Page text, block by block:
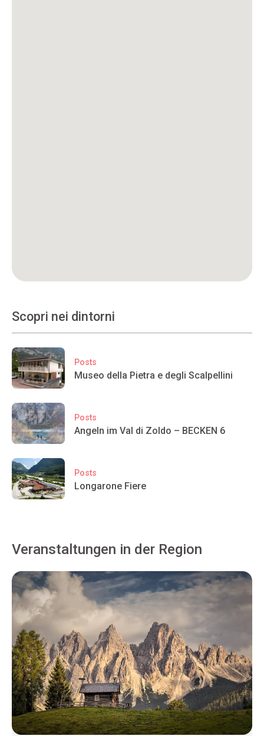
Scopri nei dintorni
Posts
Museo della Pietra e degli Scalpellini
Posts
Angeln im Val di Zoldo – BECKEN 6
Posts
Longarone Fiere
Veranstaltungen in der Region